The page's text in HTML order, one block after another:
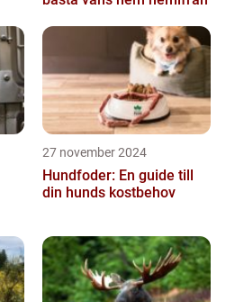
27 november 2024
Hundfoder: En guide till
din hunds kostbehov